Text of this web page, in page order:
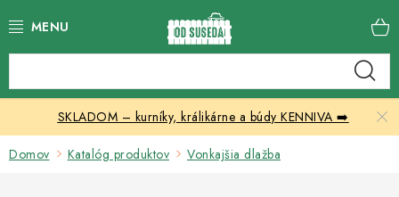
na
SkleníkySKLADOM – kurníky, králikárne a búdy KENNIVA ➡️
Domov Katalóg produktov Vonkajšia dlažba